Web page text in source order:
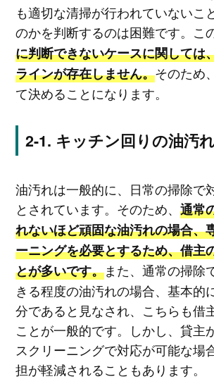
も適切な清掃が行われていないこ
のかを判断するのは困難です。こ
に判断できないケースに関しては
ラインが存在しません。そのため
て決めることになります。
キッチン回りの油汚
油汚れは一般的に、日常の掃除で
とされています。そのため、 通常
れないほど頑固な油汚れの場合、
ーニングを必要とするため、借主
とが多いです。また、通常の掃除
きる程度の油汚れの場合、基本的
分であると見なされ、こちらも借
ことが一般的です。しかし、貸主
スクリーニングで対応が可能な場
担が軽減されることもあります。